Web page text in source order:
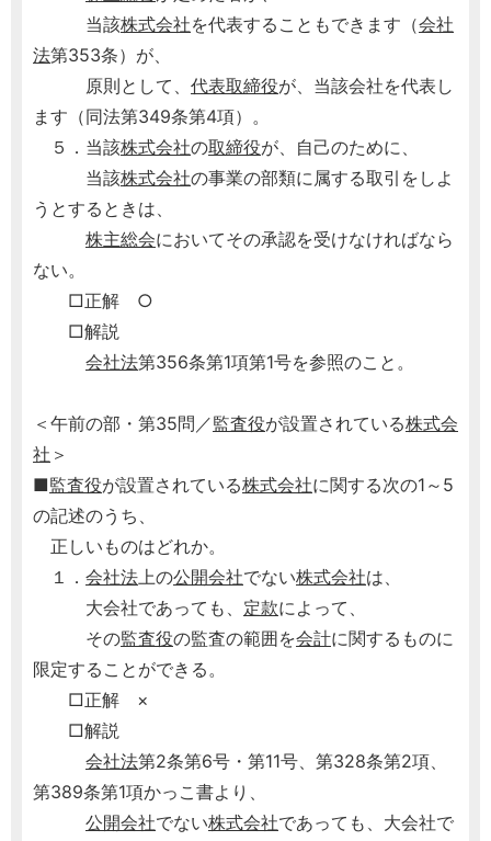
当該株式会社を代表することもできます（会社
法第353条）が、
原則として、 代表取締役が、当該会社を代表し
ます（同法第349条第4項）。
５．当該株式会社の取締役が、自己のために、
当該株式会社の事業の部類に属する取引をしよ
うとするときは、
株主総会においてその承認を受けなければなら
ない。
□正解 ○
□解説
会社法第356条第1項第1号を参照のこと。
＜午前の部・第35問／監査役が設置されている株式会
社 ＞
■監査役が設置されている株式会社に関する次の1～5
の記述のうち、
正しいものはどれか。
１． 会社法上の公開会社でない株式会社は、
大会社であっても、 定款によって、
その監査役の監査の範囲を会計に関するものに
限定することができる。
□正解 ×
□解説
会社法第2条第6号・第11号、第328条第2項、
第389条第1項かっこ書より、
公開会社でない株式会社であっても、大会社で